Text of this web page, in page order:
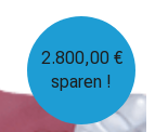
2.800,00 €
sparen !